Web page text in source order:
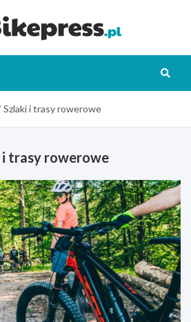
Szlaki i trasy rowerowe
i trasy rowerowe